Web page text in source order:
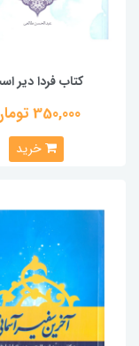
کتاب فردا دیر
350,000 تومان
خرید